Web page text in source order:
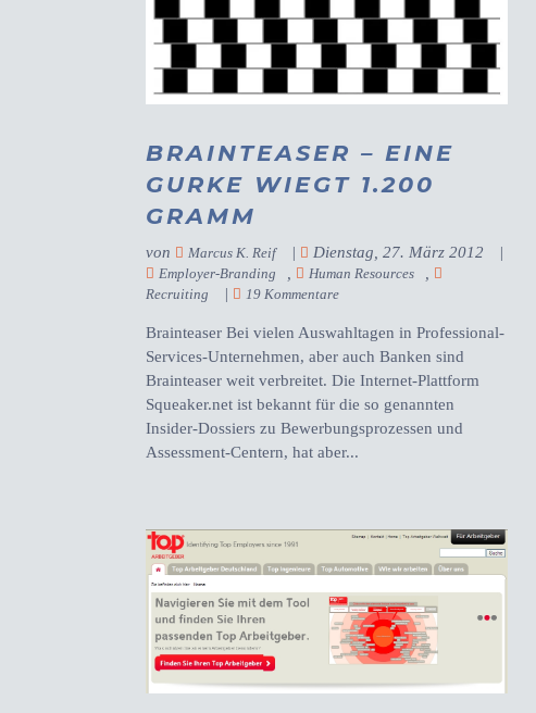
BRAINTEASER – EINE
GURKE WIEGT 1.200
GRAMM
von Marcus K. Reif | Dienstag, 27. März 2012 |
Employer-Branding , Human Resources ,
Recruiting | 19 Kommentare
Brainteaser Bei vielen Auswahltagen in Professional-
Services-Unternehmen, aber auch Banken sind
Brainteaser weit verbreitet. Die Internet-Plattform
Squeaker.net ist bekannt für die so genannten
Insider-Dossiers zu Bewerbungsprozessen und
Assessment-Centern, hat aber...